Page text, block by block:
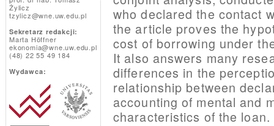
Żylicz
tzylicz@wne.uw.edu.pl
Sekretarz redakcji:
Marta Höffner
ekonomia@wne.uw.edu.pl
(48) 22 55 49 184
Wydawca:
who declared the contact
the article proves the
cost of borrowing under
It also answers many
differences in the
relationship between
accounting of mental and
characteristics of the loan.